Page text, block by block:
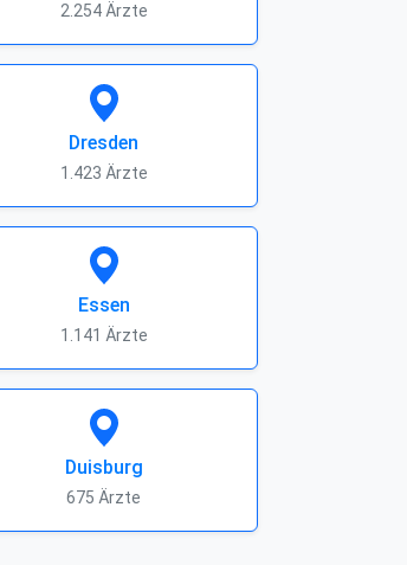
2.254 Ärzte
Dresden
1.423 Ärzte
Essen
1.141 Ärzte
Duisburg
675 Ärzte